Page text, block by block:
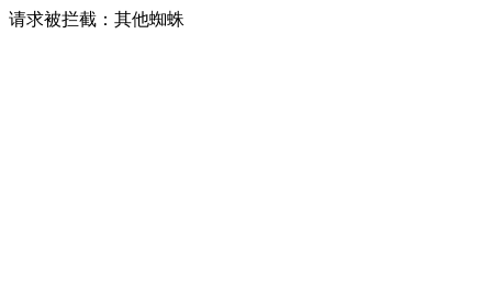
请求被拦截：其他蜘蛛